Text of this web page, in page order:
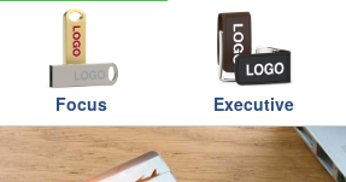
Focus Executive